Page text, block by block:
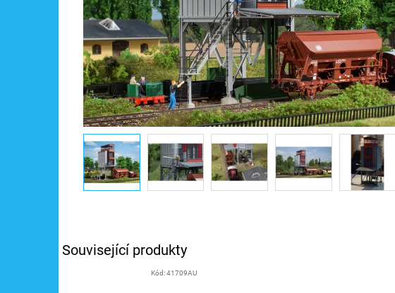
Související produkty
Kód:41709AU